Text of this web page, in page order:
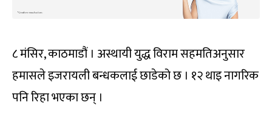
८ मंसिर, काठमाडौं । अस्थायी युद्ध विराम सहमतिअनुसार
हमासले इजरायली बन्धकलाई छाडेको छ । १२ थाइ नागरिक
पनि रिहा भएका छन् ।